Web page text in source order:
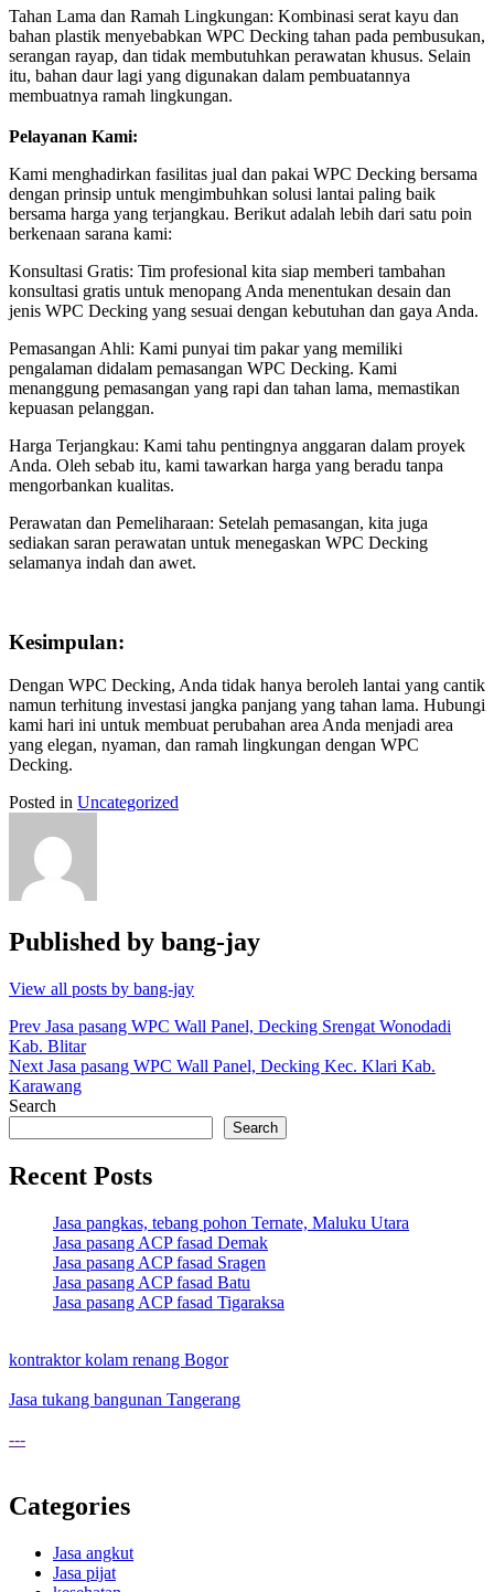
Tahan Lama dan Ramah Lingkungan: Kombinasi serat kayu dan
bahan plastik menyebabkan WPC Decking tahan pada pembusukan,
serangan rayap, dan tidak membutuhkan perawatan khusus. Selain
itu, bahan daur lagi yang digunakan dalam pembuatannya
membuatnya ramah lingkungan.
Pelayanan Kami:
Kami menghadirkan fasilitas jual dan pakai WPC Decking bersama
dengan prinsip untuk mengimbuhkan solusi lantai paling baik
bersama harga yang terjangkau. Berikut adalah lebih dari satu poin
berkenaan sarana kami:
Konsultasi Gratis: Tim profesional kita siap memberi tambahan
konsultasi gratis untuk menopang Anda menentukan desain dan
jenis WPC Decking yang sesuai dengan kebutuhan dan gaya Anda.
Pemasangan Ahli: Kami punyai tim pakar yang memiliki
pengalaman didalam pemasangan WPC Decking. Kami
menanggung pemasangan yang rapi dan tahan lama, memastikan
kepuasan pelanggan.
Harga Terjangkau: Kami tahu pentingnya anggaran dalam proyek
Anda. Oleh sebab itu, kami tawarkan harga yang beradu tanpa
mengorbankan kualitas.
Perawatan dan Pemeliharaan: Setelah pemasangan, kita juga
sediakan saran perawatan untuk menegaskan WPC Decking
selamanya indah dan awet.
Kesimpulan:
Dengan WPC Decking, Anda tidak hanya beroleh lantai yang cantik
namun terhitung investasi jangka panjang yang tahan lama. Hubungi
kami hari ini untuk membuat perubahan area Anda menjadi area
yang elegan, nyaman, dan ramah lingkungan dengan WPC
Decking.
Posted in Uncategorized
Published by bang-jay
View all posts by bang-jay
Post
navigation
Prev Jasa pasang WPC Wall Panel, Decking Srengat Wonodadi
Kab. Blitar
Next Jasa pasang WPC Wall Panel, Decking Kec. Klari Kab.
Karawang
Search
Search
Recent Posts
Jasa pangkas, tebang pohon Ternate, Maluku Utara
Jasa pasang ACP fasad Demak
Jasa pasang ACP fasad Sragen
Jasa pasang ACP fasad Batu
Jasa pasang ACP fasad Tigaraksa
kontraktor kolam renang Bogor
Jasa tukang bangunan Tangerang
---
Categories
Jasa angkut
Jasa pijat